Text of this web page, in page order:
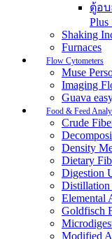
ตู้อบ
Plus
Shaking
Furnaces
Flow Cytometers
Muse
Imaging
Guava
Food & Feed
Crude
Density
Dietary
Digestion
Distillation
Elemental
Goldfisch
Modified